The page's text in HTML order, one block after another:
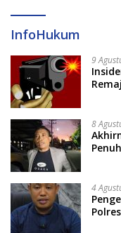
InfoHukum
9
8
4